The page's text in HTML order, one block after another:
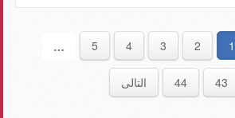
1
2
3
4
5
…
43
44 التالى